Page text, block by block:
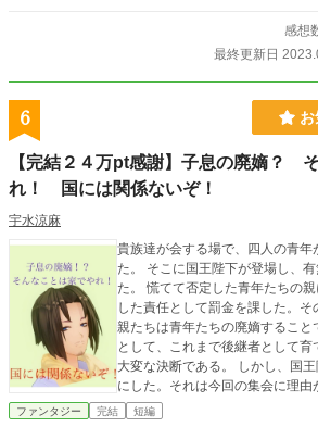
ガであったがいつの間にかラオルドとピンクさんは
感想
最終更新日
6
【完結２４万pt感謝】子息の廃嫡？
れ！ 国には関係ないぞ！
宇水涼麻
貴族達が会する場で、四人の青年
た。 そこに国王陛下が登場し、有無を言わさずそれを認め
た。 慌てて否定した青年たちの親に、国王陛下は騒ぎを起こ
した責任として罰金を課した。そ
親たちは青年たちの廃嫡することで免
として、これまで後継者として
大変な決断である。 しかし、国王陛下はそれを意味なしと袖
にした。それは今回の集会に理由がある。 〰️
ーロッパ風の婚約破棄物語です。 完結しました。いつもあり
ファンタジー 完結 短編